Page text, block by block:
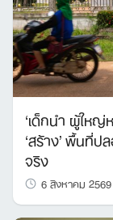
‘เด็กนำ ผู้ใหญ่
‘สร้าง’ พื้นที่ป
จริง
6 สิงหาคม 2569